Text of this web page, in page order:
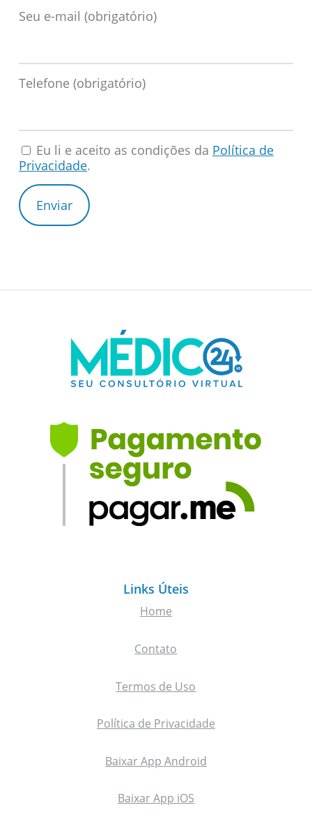
Seu e-mail (obrigatório)
Telefone (obrigatório)
Eu li e aceito as condições da Política de
Privacidade.
Links Úteis
Home
Contato
Termos de Uso
Política de Privacidade
Baixar App Android
Baixar App iOS